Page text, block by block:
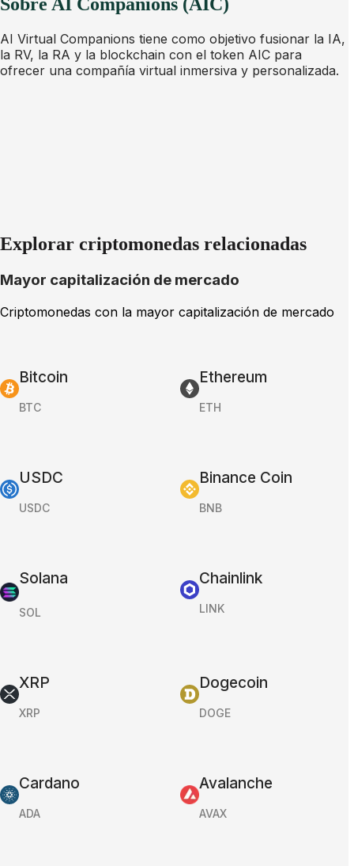
AI Virtual Companions tiene como objetivo fusionar la IA,
la RV, la RA y la blockchain con el token AIC para
ofrecer una compañía virtual inmersiva y personalizada.
Explorar criptomonedas relacionadas
Mayor capitalización de mercado
Criptomonedas con la mayor capitalización de mercado
Bitcoin
BTC
Ethereum
ETH
USDC
USDC
Binance Coin
BNB
Solana
SOL
Chainlink
LINK
XRP
XRP
Dogecoin
DOGE
Cardano
ADA
Avalanche
AVAX